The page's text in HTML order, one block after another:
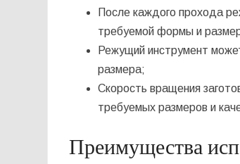
После каждого прохода
требуемой формы и
Режущий инструмент
размера;
Скорость вращения
требуемых размеров и
Преимущества